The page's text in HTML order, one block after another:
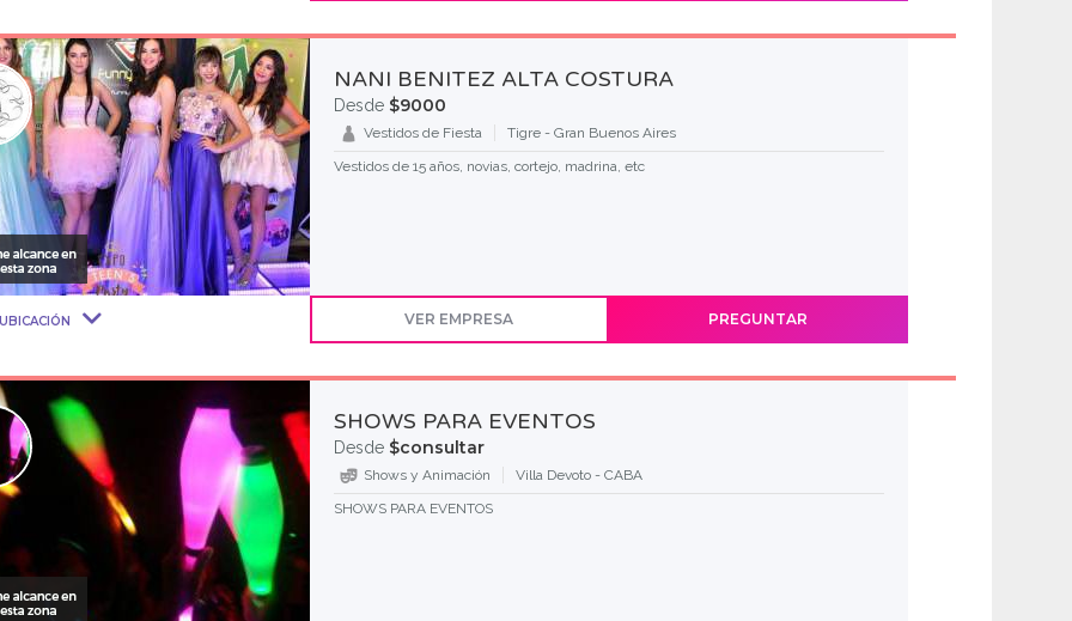
NANI BENITEZ ALTA COSTURA
Desde $9000
Vestidos de Fiesta
Tigre - Gran Buenos Aires
Vestidos de 15 años, novias, cortejo, madrina, etc
VER EMPRESA PREGUNTAR
SHOWS PARA EVENTOS
Desde $consultar
Shows y Animación
Villa Devoto - CABA
SHOWS PARA EVENTOS